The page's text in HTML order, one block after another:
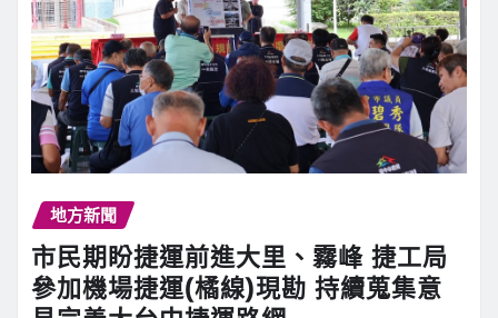
地方新聞
市民期盼捷運前進大里、霧峰 捷工局
參加機場捷運(橘線)現勘 持續蒐集意